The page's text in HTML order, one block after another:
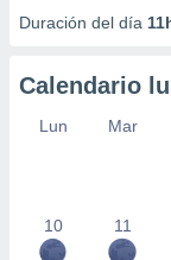
Duración del día
Calendario
Lun Mar
10 11